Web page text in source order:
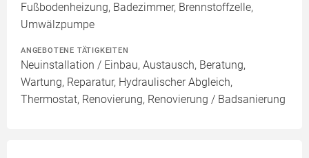
Fußbodenheizung, Badezimmer, Brennstoffzelle,
Umwälzpumpe
ANGEBOTENE TÄTIGKEITEN
Neuinstallation / Einbau, Austausch, Beratung,
Wartung, Reparatur, Hydraulischer Abgleich,
Thermostat, Renovierung, Renovierung / Badsanierung